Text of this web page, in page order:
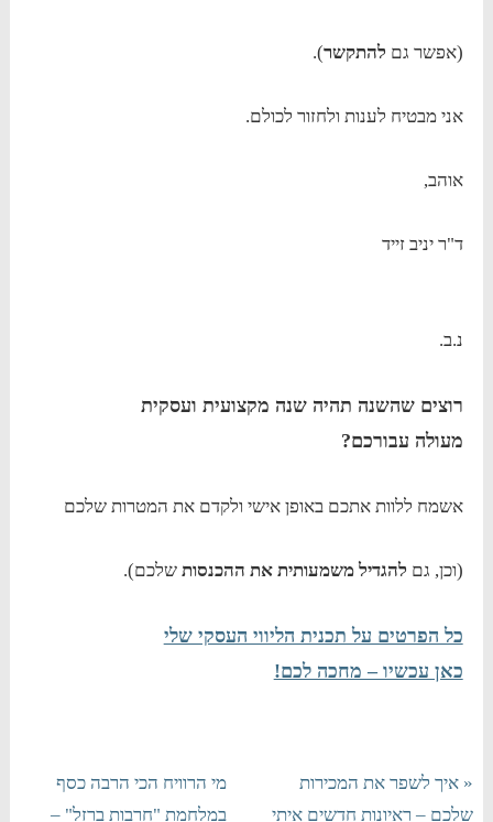
(אפשר גם להתקשר).
אני מבטיח לענות ולחזור לכולם.
אוהב,
ד"ר יניב זייד
נ.ב.
רוצים שהשנה תהיה שנה מקצועית ועסקית
מעולה עבורכם?
אשמח ללוות אתכם באופן אישי ולקדם את המטרות שלכם
(וכן, גם להגדיל משמעותית את ההכנסות שלכם).
כל הפרטים על תכנית הליווי העסקי שלי
כאן עכשיו – מחכה לכם!
« איך לשפר את המכירות
שלכם – ראיונות חדשים איתי
מי הרוויח הכי הרבה כסף
במלחמת "חרבות ברזל" –